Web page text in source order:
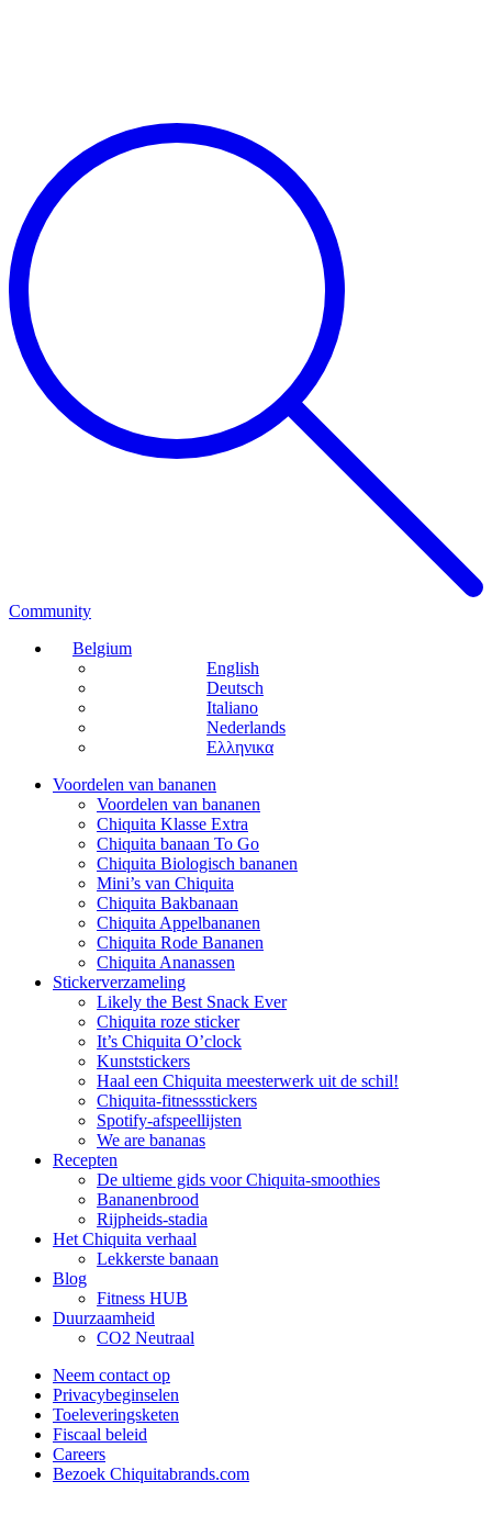
Community
Belgium
English
Deutsch
Italiano
Nederlands
Ελληνικα
Voordelen van bananen
Voordelen van bananen
Chiquita Klasse Extra
Chiquita banaan To Go
Chiquita Biologisch bananen
Mini’s van Chiquita
Chiquita Bakbanaan
Chiquita Appelbananen
Chiquita Rode Bananen
Chiquita Ananassen
Stickerverzameling
Likely the Best Snack Ever
Chiquita roze sticker
It’s Chiquita O’clock
Kunststickers
Haal een Chiquita meesterwerk uit de schil!
Chiquita-fitnessstickers
Spotify-afspeellijsten
We are bananas
Recepten
De ultieme gids voor Chiquita-smoothies
Bananenbrood
Rijpheids-stadia
Het Chiquita verhaal
Lekkerste banaan
Blog
Fitness HUB
Duurzaamheid
CO2 Neutraal
Neem contact op
Privacybeginselen
Toeleveringsketen
Fiscaal beleid
Careers
Bezoek Chiquitabrands.com